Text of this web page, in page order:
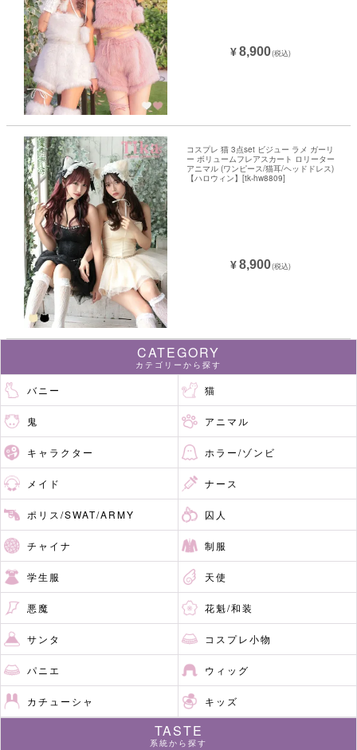
¥ 8,900(税込)
コスプレ 猫 3点set ビジュー ラメ ガーリ
ー ボリュームフレアスカート ロリーター
アニマル (ワンピース/猫耳/ヘッドドレス)
【ハロウィン】[tk-hw8809]
¥ 8,900(税込)
CATEGORY
カテゴリーから探す
バニー 猫
鬼 アニマル
キャラクター ホラー/ゾンビ
メイド ナース
ポリス/SWAT/ARMY 囚人
チャイナ 制服
学生服 天使
悪魔 花魁/和装
サンタ コスプレ小物
パニエ ウィッグ
カチューシャ キッズ
TASTE
系統から探す